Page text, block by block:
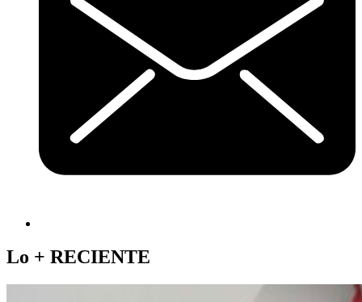
Lo + RECIENTE